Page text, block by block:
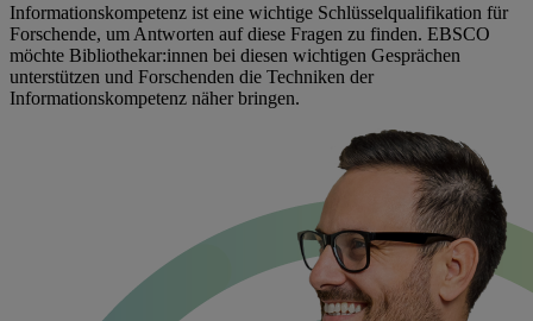
Informationskompetenz ist eine wichtige Schlüsselqualifikation für
Forschende, um Antworten auf diese Fragen zu finden. EBSCO
möchte Bibliothekar:innen bei diesen wichtigen Gesprächen
unterstützen und Forschenden die Techniken der
Informationskompetenz näher bringen.